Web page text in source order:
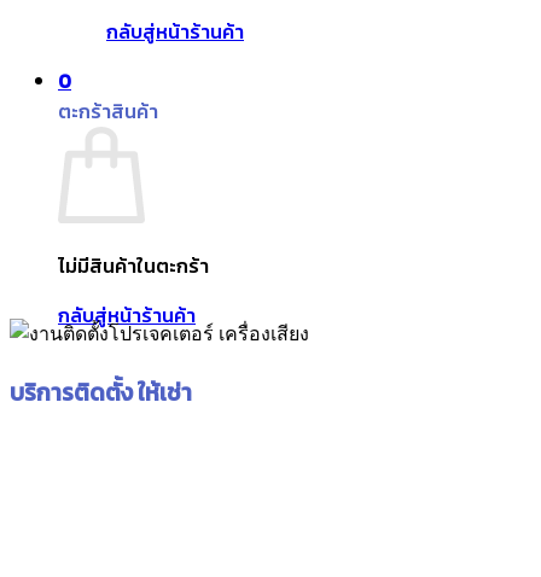
กลับสู่หน้าร้านค้า
0
ตะกร้าสินค้า
ไม่มีสินค้าในตะกร้า
กลับสู่หน้าร้านค้า
บริการติดตั้ง ให้เช่า